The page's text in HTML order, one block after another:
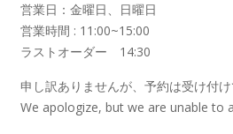
営業日：金曜日、日曜日
営業時間 : 11:00~15:00
ラストオーダー 14:30
申し訳ありませんが、予約は受け付
We apologize, but we are unable to